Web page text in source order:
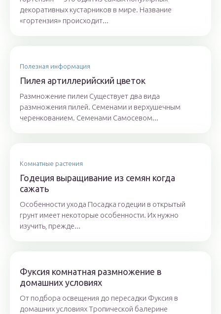
декоративных кустарников в мире. Название
«гортензия» происходит...
Полезная информация
Пилея артиллерийский цветок
Размножение пилеи Существует два вида
размножения пилей. Семенами и верхушечным
черенкованием. Семенами Самосевом...
Комнатные растения
Годеция выращивание из семян когда
сажать
Особенности ухода Посадка годеции в открытый
грунт имеет некоторые особенности. Их нужно
изучить, прежде...
Фуксия комнатная размножение в
домашних условиях
От подбора освещения до пересадки Фуксия в
домашних условиях Тропической балерине